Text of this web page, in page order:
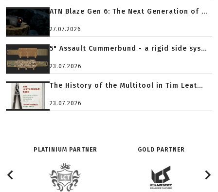
ATN Blaze Gen 6: The Next Generation of ...
27.07.2026
5" Assault Cummerbund - a rigid side sys...
23.07.2026
The History of the Multitool in Tim Leat...
23.07.2026
PLATINIUM PARTNER GOLD PARTNER